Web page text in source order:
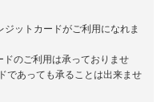
ジットカードがご利用になれま
のご利用は承っておりませ
であっても承ることは出来ませ